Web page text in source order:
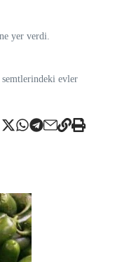
yer verdi.
semtlerindeki evler